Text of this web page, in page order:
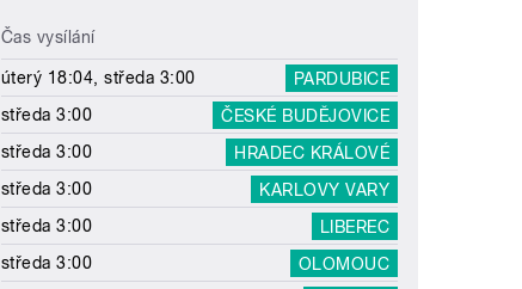
Čas vysílání
úterý 18:04, středa 3:00
PARDUBICE
středa 3:00
ČESKÉ BUDĚJOVICE
středa 3:00
HRADEC KRÁLOVÉ
středa 3:00
KARLOVY VARY
středa 3:00
LIBEREC
středa 3:00
OLOMOUC